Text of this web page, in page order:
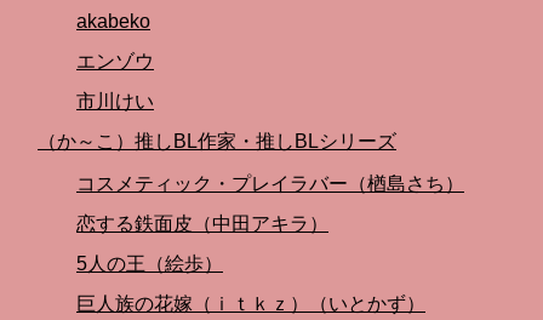
akabeko
エンゾウ
市川けい
（か～こ）推しBL作家・推しBLシリーズ
コスメティック・プレイラバー（楢島さち）
恋する鉄面皮（中田アキラ）
5人の王（絵歩）
巨人族の花嫁（ｉｔｋｚ）（いとかず）